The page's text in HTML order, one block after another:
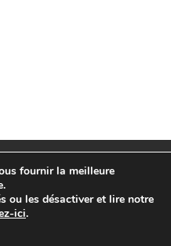
fournir la meilleure
ou les désactiver et lire notre
ici.